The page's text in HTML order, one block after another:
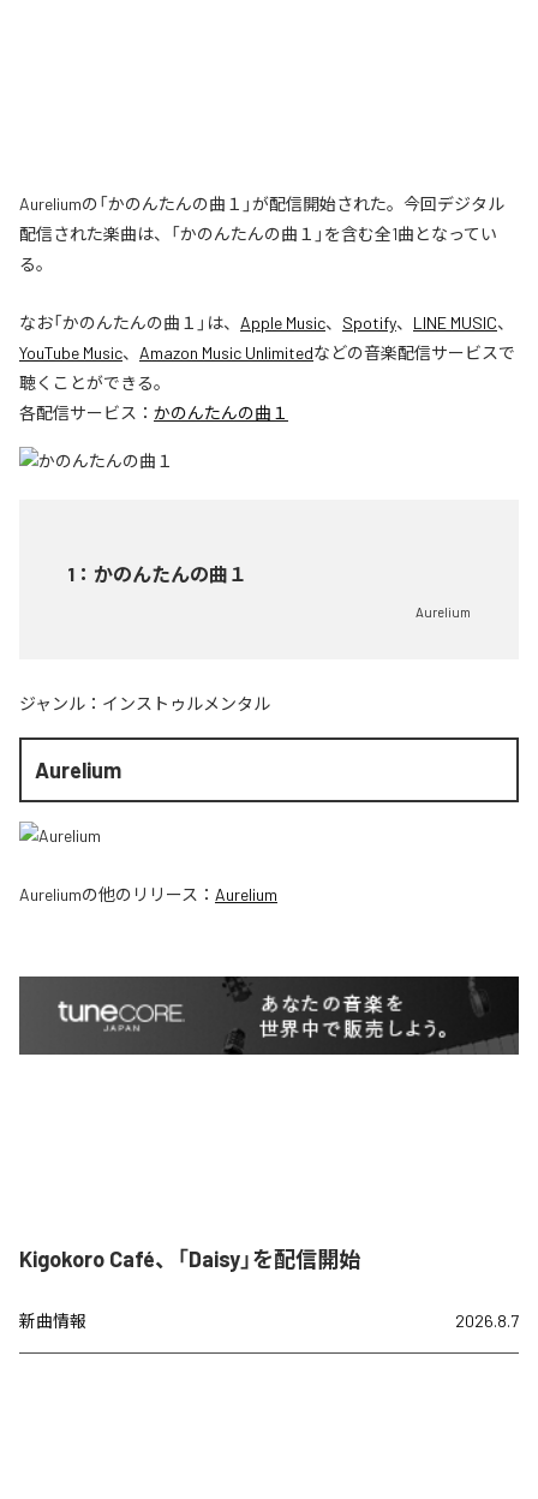
Aureliumの「かのんたんの曲１」が配信開始された。今回デジタル
配信された楽曲は、「かのんたんの曲１」を含む全1曲となってい
る。
なお「かのんたんの曲１ 」は、 Apple Music、 Spotify、 LINE MUSIC、
YouTube Music、 Amazon Music Unlimitedなどの音楽配信サービスで
聴くことができる。
各配信サービス： かのんたんの曲１
1 ： かのんたんの曲１
Aurelium
ジャンル： インストゥルメンタル
Aurelium
Aureliumの他のリリース： Aurelium
Kigokoro Café、「Daisy」を配信開始
新曲情報 2026.8.7